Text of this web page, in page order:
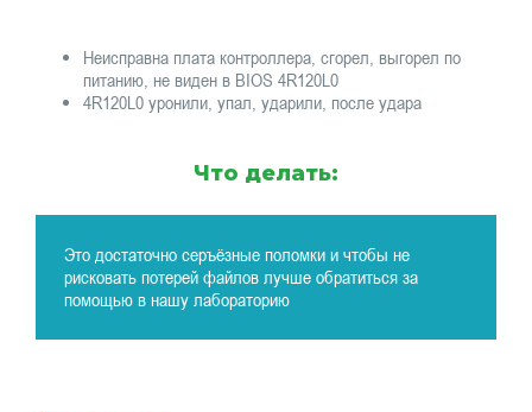
Неисправна плата контроллера, сгорел, выгорел по
питанию, не виден в BIOS 4R120L0
4R120L0 уронили, упал, ударили, после удара
Что делать:
Это достаточно серъёзные поломки и чтобы не
рисковать потерей файлов лучше обратиться за
помощью в нашу лабораторию